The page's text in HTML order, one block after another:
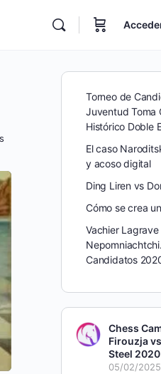
Torneo de
Juventud Toma
Histórico Doble
El caso
y acoso digital
Ding Liren vs
Cómo se crea
Vachier Lagrave
Candidatos
Chess
Firouzja
Steel 2020
05/02/2025